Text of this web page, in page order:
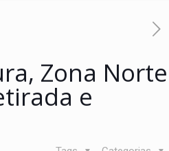
Zona Norte
e